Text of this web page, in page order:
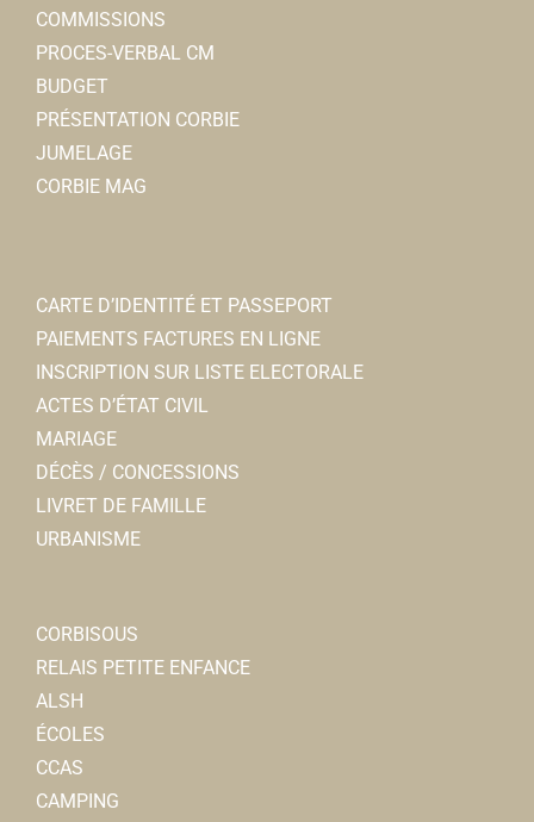
COMMISSIONS
PROCES-VERBAL CM
BUDGET
PRÉSENTATION CORBIE
JUMELAGE
CORBIE MAG
CARTE D’IDENTITÉ ET PASSEPORT
PAIEMENTS FACTURES EN LIGNE
INSCRIPTION SUR LISTE ELECTORALE
ACTES D’ÉTAT CIVIL
MARIAGE
DÉCÈS / CONCESSIONS
LIVRET DE FAMILLE
URBANISME
CORBISOUS
RELAIS PETITE ENFANCE
ALSH
ÉCOLES
CCAS
CAMPING